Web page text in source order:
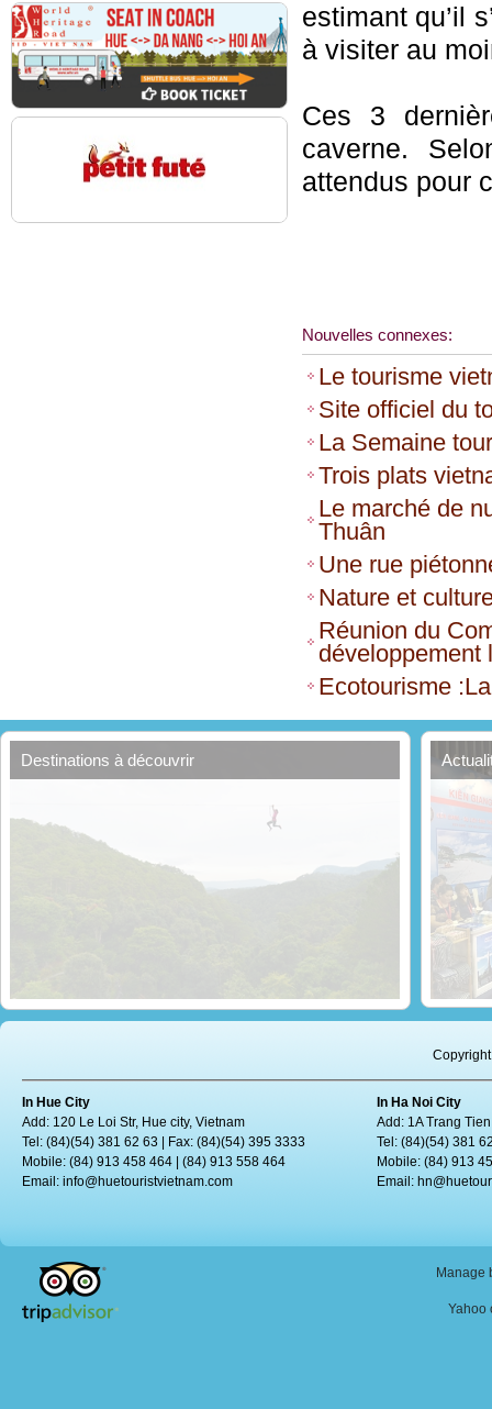
estimant qu’il
à visiter au
Ces 3
caverne.
attendus pour
Nouvelles connexes:
Le tourisme
Site officiel du
La Semaine
Trois plats
Le marché de
Thuân
Une rue
Nature et
Réunion du
développement
Ecotourisme
Destinations à découvrir
Le tourisme daventure attire de plus en plus de personnes portées...
Le
In Hue City
Add: 120 Le Loi Str, Hue city, Vietnam
Tel: (84)(54) 381 62 63 | Fax: (84)(54) 395 3333
Mobile: (84) 913 458 464 | (84) 913 558 464
Email: info@huetouristvietnam.com
In Ha Noi City
Add: 1A Trang
Tel: (84)(54) 381
Mobile: (84) 913
Email:
Manage
Yahoo